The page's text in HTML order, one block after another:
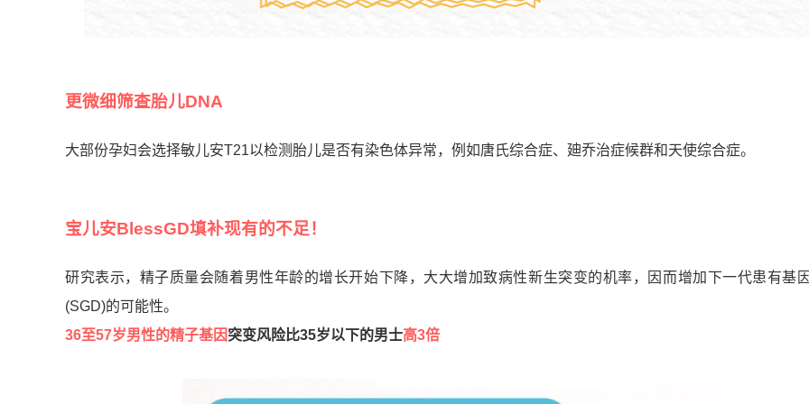
更微细筛查胎儿DNA
大部份孕妇会选择敏儿安T21以检测胎儿是否有染色体异常，例如唐氏综合症、廸乔治症候群和天使综合症。
宝儿安BlessGD填补现有的不足！
研究表示，精子质量会随着男性年龄的增长开始下降，大大增加致病性新生突变的机率，因而增加下一代患有基
(SGD)的可能性。
36至57岁男性的精子基因突变风险比35岁以下的男士高3倍